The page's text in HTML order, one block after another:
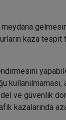
meydana
kaza tespit
ve güvenlik
kazalarında